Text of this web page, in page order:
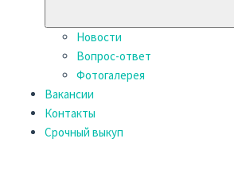
Новости
Вопрос-ответ
Фотогалерея
Вакансии
Контакты
Срочный выкуп